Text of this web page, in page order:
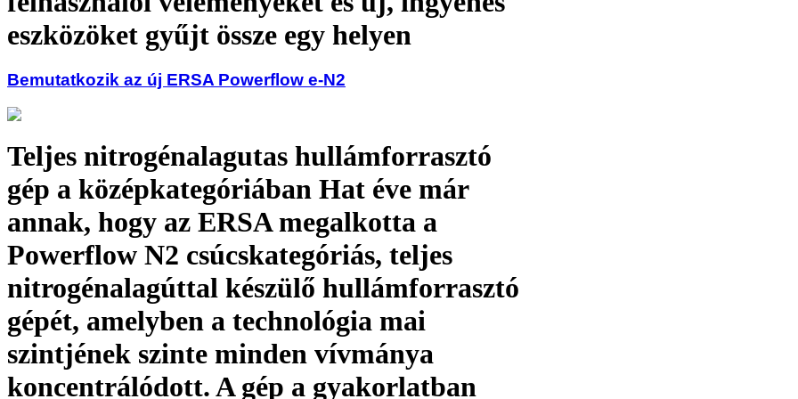
eszközöket gyűjt össze egy helyen
Bemutatkozik az új ERSA Powerflow e-N2
Teljes nitrogénalagutas hullámforrasztó
gép a középkategóriában Hat éve már
annak, hogy az ERSA megalkotta a
Powerflow N2 csúcskategóriás, teljes
nitrogénalagúttal készülő hullámforrasztó
gépét, amelyben a technológia mai
szintjének szinte minden vívmánya
koncentrálódott. A gép a gyakorlatban